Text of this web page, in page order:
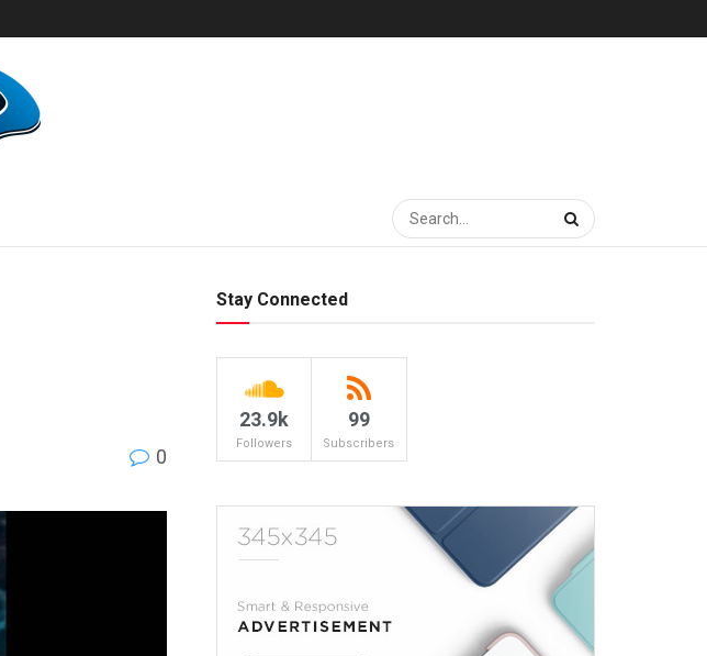
0
Stay Connected
23.9k
Followers
99
Subscribers